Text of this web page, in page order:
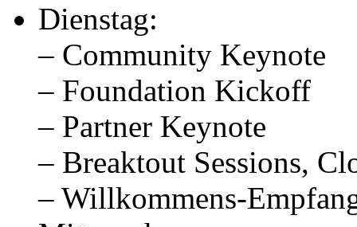
Dienstag:
– Community Keynote
– Foundation Kickoff
– Partner Keynote
– Breaktout Sessions,
– Willkommens-